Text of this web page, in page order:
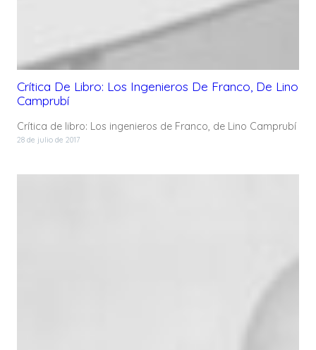
Crítica De Libro: Los Ingenieros De Franco, De Lino
Camprubí
Crítica de libro: Los ingenieros de Franco, de Lino Camprubí
28 de julio de 2017